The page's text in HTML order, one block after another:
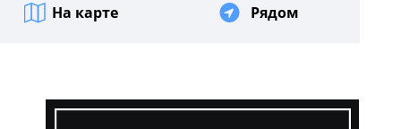
На карте Рядом